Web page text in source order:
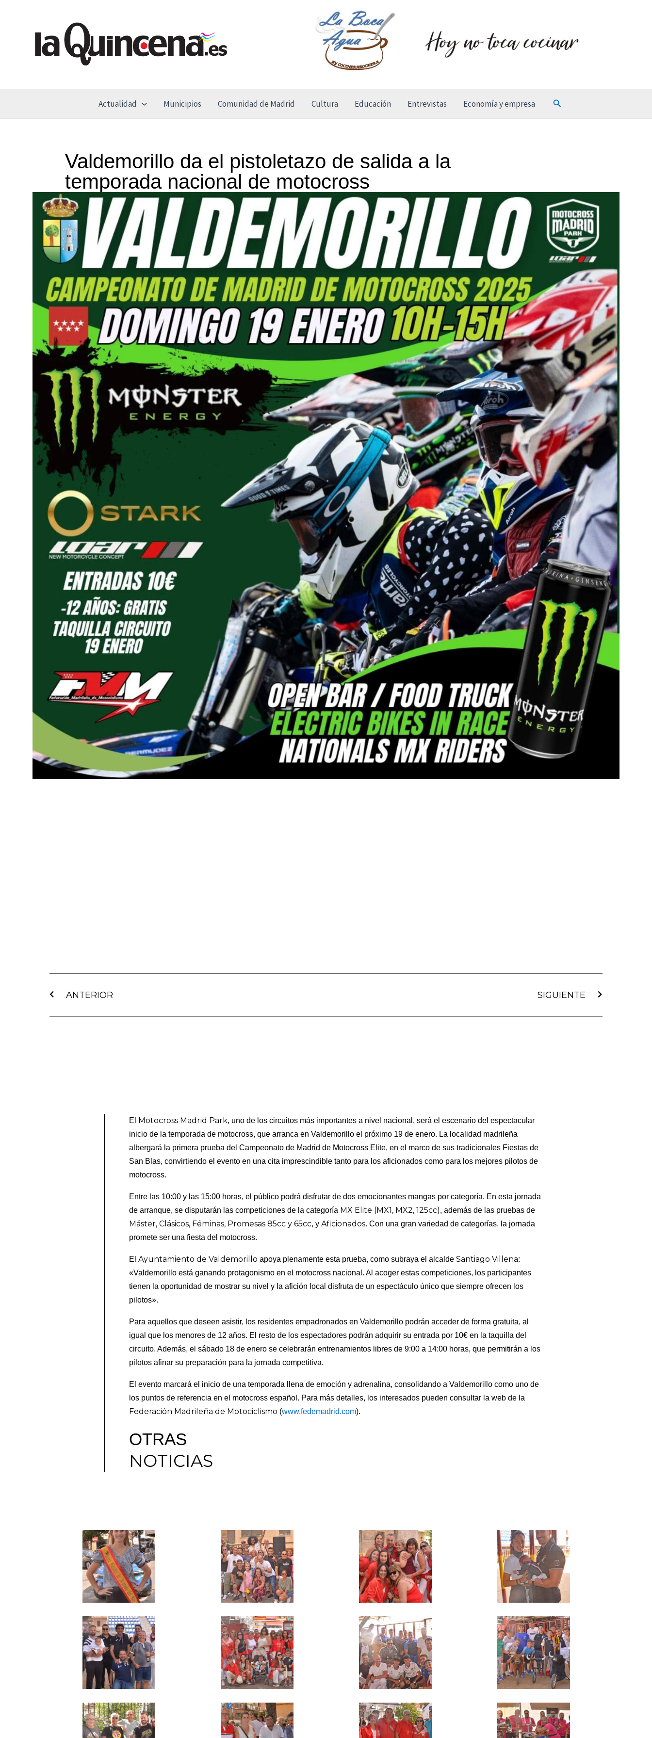
contenido
Actualidad Municipios Comunidad de Madrid Cultura Educación Entrevistas Economía y empresa Buscar
Valdemorillo da el pistoletazo de salida a la
temporada nacional de motocross
ANTERIOR SIGUIENTE
El Motocross Madrid Park, uno de los circuitos más importantes a nivel nacional, será el escenario del espectacular
inicio de la temporada de motocross, que arranca en Valdemorillo el próximo 19 de enero. La localidad madrileña
albergará la primera prueba del Campeonato de Madrid de Motocross Elite, en el marco de sus tradicionales Fiestas de
San Blas, convirtiendo el evento en una cita imprescindible tanto para los aficionados como para los mejores pilotos de
motocross.
Entre las 10:00 y las 15:00 horas, el público podrá disfrutar de dos emocionantes mangas por categoría. En esta jornada
de arranque, se disputarán las competiciones de la categoría MX Elite (MX1, MX2, 125cc), además de las pruebas de
Máster, Clásicos, Féminas, Promesas 85cc y 65cc, yAficionados. Con una gran variedad de categorías, la jornada
promete ser una fiesta del motocross.
ElAyuntamiento de Valdemorillo apoya plenamente esta prueba, como subraya el alcaldeSantiago Villena:
«Valdemorillo está ganando protagonismo en el motocross nacional. Al acoger estas competiciones, los participantes
tienen la oportunidad de mostrar su nivel y la afición local disfruta de un espectáculo único que siempre ofrecen los
pilotos».
Para aquellos que deseen asistir, los residentes empadronados en Valdemorillo podrán acceder de forma gratuita, al
igual que los menores de 12 años. El resto de los espectadores podrán adquirir su entrada por 10€ en la taquilla del
circuito. Además, el sábado 18 de enero se celebrarán entrenamientos libres de 9:00 a 14:00 horas, que permitirán a los
pilotos afinar su preparación para la jornada competitiva.
El evento marcará el inicio de una temporada llena de emoción y adrenalina, consolidando a Valdemorillo como uno de
los puntos de referencia en el motocross español. Para más detalles, los interesados pueden consultar la web de la
Federación Madrileña de Motociclismo (www.fedemadrid.com).
OTRAS
NOTICIAS